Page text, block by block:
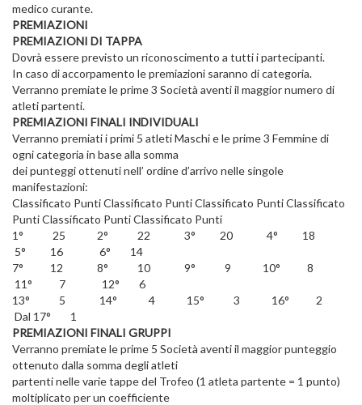
medico curante.
PREMIAZIONI
PREMIAZIONI DI TAPPA
Dovrà essere previsto un riconoscimento a tutti i partecipanti.
In caso di accorpamento le premiazioni saranno di categoria.
Verranno premiate le prime 3 Società aventi il maggior numero di
atleti partenti.
PREMIAZIONI FINALI INDIVIDUALI
Verranno premiati i primi 5 atleti Maschi e le prime 3 Femmine di
ogni categoria in base alla somma
dei punteggi ottenuti nell’ ordine d’arrivo nelle singole
manifestazioni:
Classificato Punti Classificato Punti Classificato Punti Classificato
Punti Classificato Punti Classificato Punti
1° 25 2° 22 3° 20 4° 18
5° 16 6° 14
7° 12 8° 10 9° 9 10° 8
11° 7 12° 6
13° 5 14° 4 15° 3 16° 2
Dal 17° 1
PREMIAZIONI FINALI GRUPPI
Verranno premiate le prime 5 Società aventi il maggior punteggio
ottenuto dalla somma degli atleti
partenti nelle varie tappe del Trofeo (1 atleta partente = 1 punto)
moltiplicato per un coefficiente